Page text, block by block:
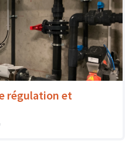
régulation et